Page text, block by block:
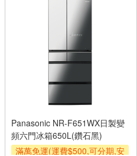
Panasonic NR-F651WX日製變
頻六門冰箱650L(鑽石黑)
滿萬免運(運費$500,可分期,安